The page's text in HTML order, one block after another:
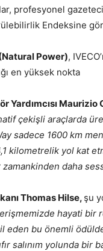
profesyonel
Endeksine
Power),
en yüksek nokta
Yardımcısı
çekişli araçlarda
sadece 1600 km
kilometrelik yol kat
zamankinden daha
Thomas Hilse, şu
hayati bir
eden bu önemli
salınım yolunda bir